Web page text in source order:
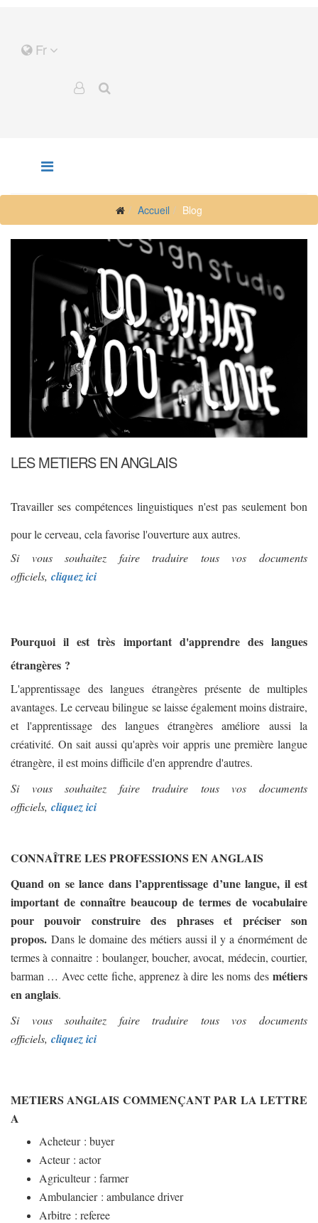
Fr
Accueil Blog
LES METIERS EN ANGLAIS
Travailler ses compétences linguistiques n'est pas seulement bon
pour le cerveau, cela favorise l'ouverture aux autres.
Si vous souhaitez faire traduire tous vos documents
officiels, cliquez ici
Pourquoi il est très important d'apprendre des langues
étrangères ?
L'apprentissage des langues étrangères présente de multiples
avantages. Le cerveau bilingue se laisse également moins distraire,
et l'apprentissage des langues étrangères améliore aussi la
créativité. On sait aussi qu'après voir appris une première langue
étrangère, il est moins difficile d'en apprendre d'autres.
Si vous souhaitez faire traduire tous vos documents
officiels, cliquez ici
CONNAÎTRE LES PROFESSIONS EN ANGLAIS
Quand on se lance dans l’apprentissage d’une langue, il est
important de connaître beaucoup de termes de vocabulaire
pour pouvoir construire des phrases et préciser son
propos. Dans le domaine des métiers aussi il y a énormément de
termes à connaitre : boulanger, boucher, avocat, médecin, courtier,
barman … Avec cette fiche, apprenez à dire les noms des métiers
en anglais.
Si vous souhaitez faire traduire tous vos documents
officiels, cliquez ici
METIERS ANGLAIS COMMENÇANT PAR LA LETTRE
A
Acheteur : buyer
Acteur : actor
Agriculteur : farmer
Ambulancier : ambulance driver
Arbitre : referee